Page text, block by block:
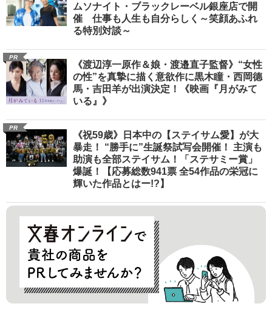
ムソナイト・ブラックレーベル銀座店で開
催 仕事も人生も自分らしく～笑顔あふれ
る特別対談～
PR
《渡辺淳一原作＆娘・渡邉直子監督》“女性
の性”を真摯に描く意欲作に黒木瞳・西岡德
馬・吉田羊が出演決定！《映画『月がみて
いる』》
PR
《祝59歳》日本中の【ステイサム愛】が大
暴走！ “勝手に”生誕祭試写会開催！ 主演も
助演も全部ステイサム！「ステサミー賞」
爆誕！【応募総数941票 全54作品の栄冠に
輝いた作品とはー!?】